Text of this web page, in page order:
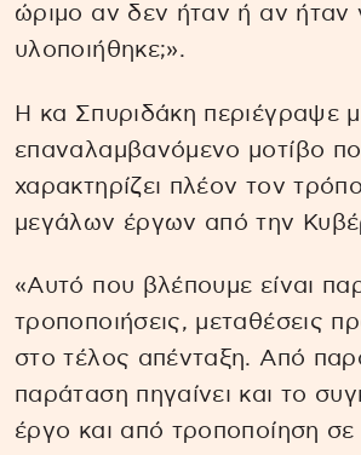
ώριμο αν δεν ήταν ή αν ήταν
υλοποιήθηκε;».
Η κα Σπυριδάκη περιέγραψε
επαναλαμβανόμενο μοτίβο
χαρακτηρίζει πλέον τον
μεγάλων έργων από την
«Αυτό που βλέπουμε είναι
τροποποιήσεις, μεταθέσεις
στο τέλος απένταξη. Από
παράταση πηγαίνει και το
έργο και από τροποποίηση σε